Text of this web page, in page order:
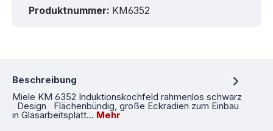
Produktnummer: KM6352
Beschreibung
Miele KM 6352 Induktionskochfeld rahmenlos schwarz
Design Flächenbündig, große Eckradien zum Einbau
in Glasarbeitsplatt… Mehr